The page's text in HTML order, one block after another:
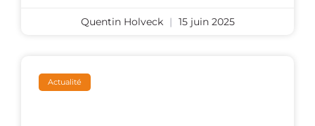
Quentin Holveck 15 juin 2025
Actualité